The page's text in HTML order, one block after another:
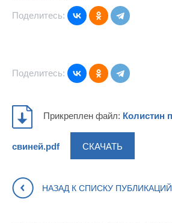
Поделитесь:
Поделитесь:
Прикреплен файл: Колистин
свиней.pdf СКАЧАТЬ
НАЗАД К СПИСКУ ПУБЛИКАЦИЙ